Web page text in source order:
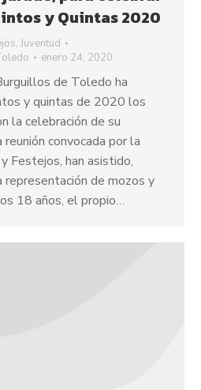
y Quintas 2020
, Juventud
enero 24, 2020
de Toledo ha
y quintas de 2020 los
la celebración de su
convocada por la
Festejos, han asistido,
representación de mozos y
18 años, el propio…